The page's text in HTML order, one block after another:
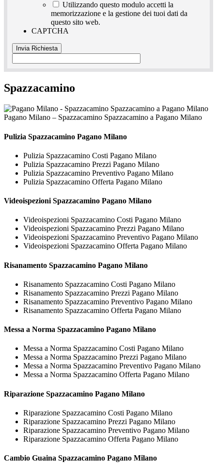
Utilizzando questo modulo accetti la
memorizzazione e la gestione dei tuoi dati da
questo sito web.
CAPTCHA
Spazzacamino
Pagano Milano – Spazzacamino Spazzacamino a Pagano Milano
Pulizia Spazzacamino Pagano Milano
Pulizia Spazzacamino Costi Pagano Milano
Pulizia Spazzacamino Prezzi Pagano Milano
Pulizia Spazzacamino Preventivo Pagano Milano
Pulizia Spazzacamino Offerta Pagano Milano
Videoispezioni Spazzacamino Pagano Milano
Videoispezioni Spazzacamino Costi Pagano Milano
Videoispezioni Spazzacamino Prezzi Pagano Milano
Videoispezioni Spazzacamino Preventivo Pagano Milano
Videoispezioni Spazzacamino Offerta Pagano Milano
Risanamento Spazzacamino Pagano Milano
Risanamento Spazzacamino Costi Pagano Milano
Risanamento Spazzacamino Prezzi Pagano Milano
Risanamento Spazzacamino Preventivo Pagano Milano
Risanamento Spazzacamino Offerta Pagano Milano
Messa a Norma Spazzacamino Pagano Milano
Messa a Norma Spazzacamino Costi Pagano Milano
Messa a Norma Spazzacamino Prezzi Pagano Milano
Messa a Norma Spazzacamino Preventivo Pagano Milano
Messa a Norma Spazzacamino Offerta Pagano Milano
Riparazione Spazzacamino Pagano Milano
Riparazione Spazzacamino Costi Pagano Milano
Riparazione Spazzacamino Prezzi Pagano Milano
Riparazione Spazzacamino Preventivo Pagano Milano
Riparazione Spazzacamino Offerta Pagano Milano
Cambio Guaina Spazzacamino Pagano Milano